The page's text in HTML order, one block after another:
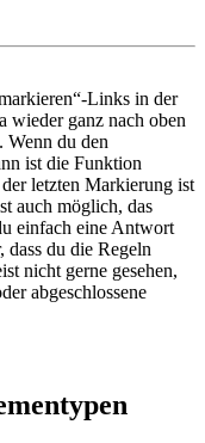
Links in der
wieder ganz nach oben
Wenn du den
ist die Funktion
letzten Markierung ist
auch möglich, das
einfach eine Antwort
dass du die Regeln
nicht gerne gesehen,
abgeschlossene